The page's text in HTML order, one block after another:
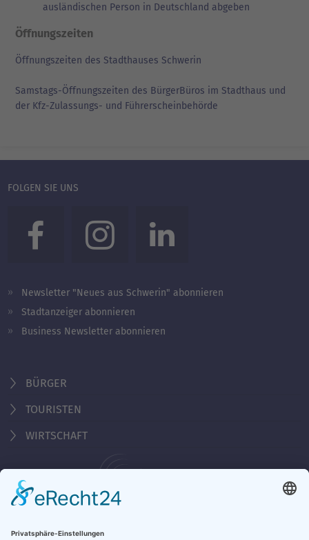
ausländischen Person in Deutschland abgeben
Öffnungszeiten
Öffnungszeiten des Stadthauses Schwerin
Samstags-Öffnungszeiten des BürgerBüros im Stadthaus und
der Kfz-Zulassungs- und Führerscheinbehörde
FOLGEN SIE UNS
Newsletter "Neues aus Schwerin" abonnieren
Stadtanzeiger abonnieren
Business Newsletter abonnieren
BÜRGER
TOURISTEN
WIRTSCHAFT
Behördennummer 115
KONTAKT